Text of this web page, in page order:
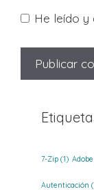
He leído y
7-Zip (1) Adobe
Autenticación